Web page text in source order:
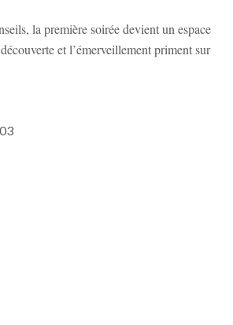
la première soirée devient un espace
et l’émerveillement priment sur